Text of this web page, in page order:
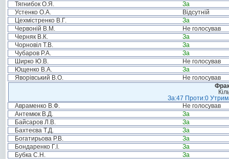
Тягнибок О.Я.
За
Устенко О.А.
Відсутній
Цехмістренко В.Г.
За
Червоній В.М.
Не голосував
Черняк В.К.
За
Чорновіл Т.В.
За
Чубаров Р.А.
За
Ширко Ю.В.
Не голосував
Ющенко В.А.
За
Яворівський В.О.
Не голосував
За:47 Проти:0
Авраменко В.Ф.
Не голосував
Антемюк В.Д.
За
Байсаров Л.В.
За
Бахтеєва Т.Д.
За
Богатирьова Р.В.
За
Бондаренко Г.І.
За
Бубка С.Н.
За